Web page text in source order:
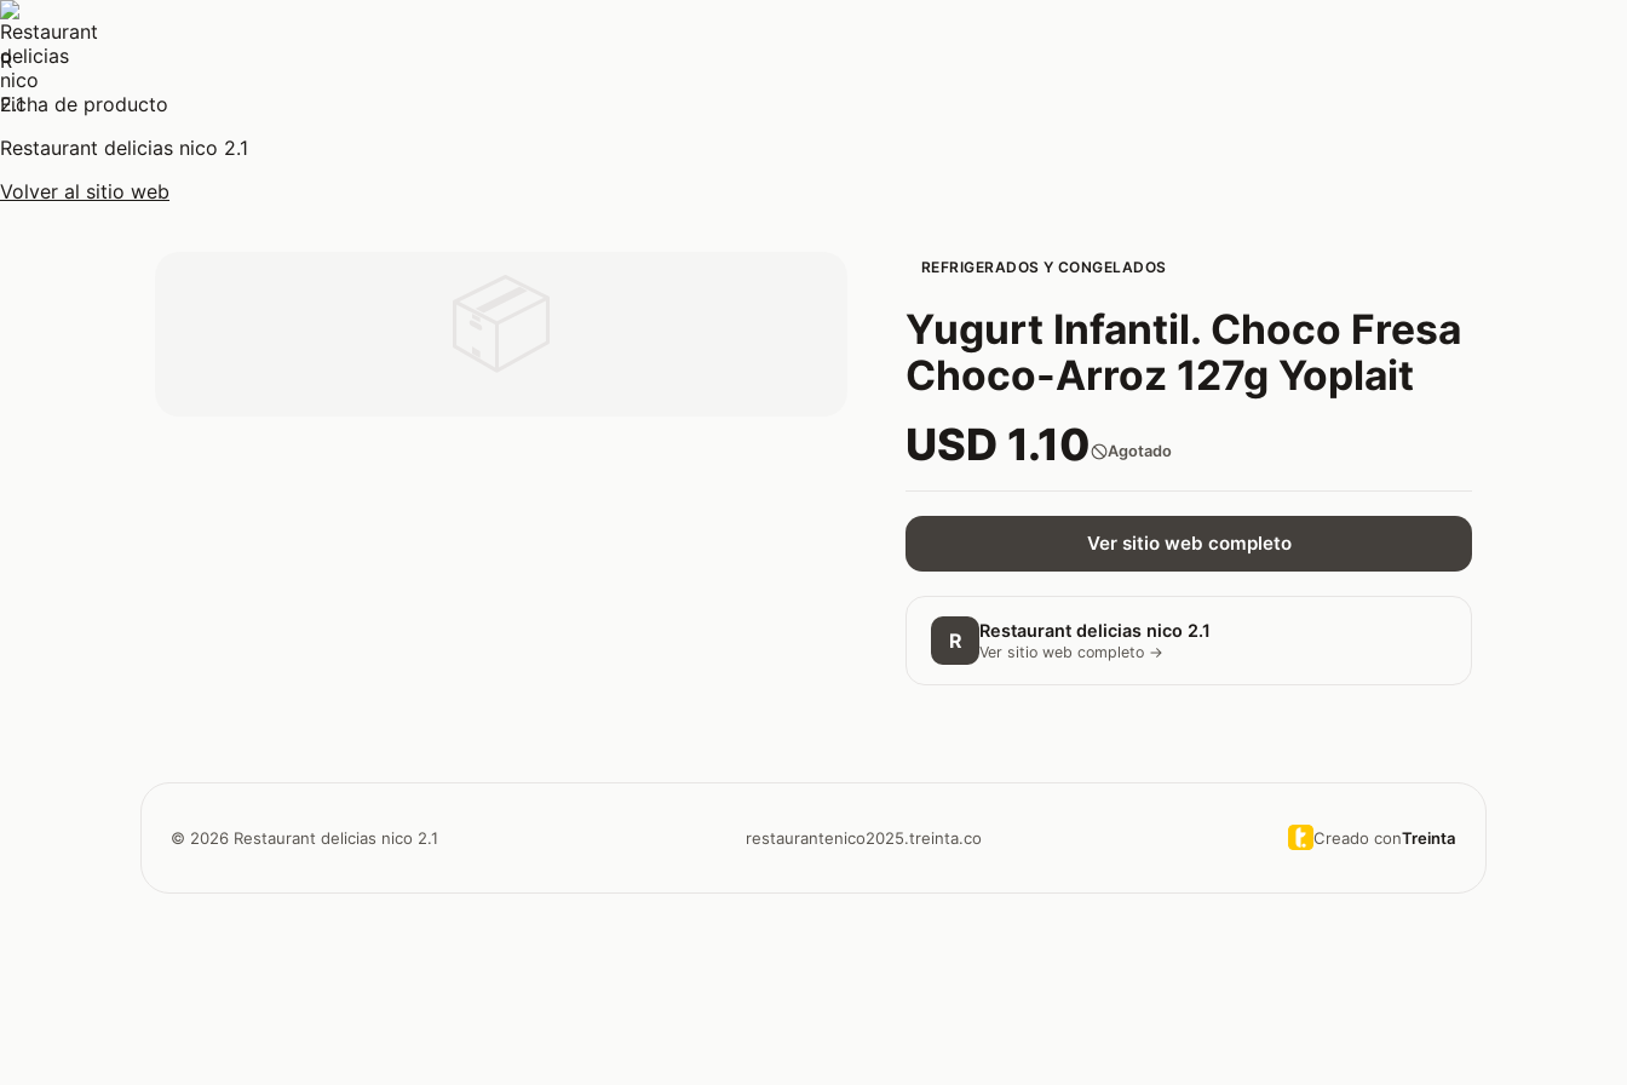
R
Ficha de producto
Restaurant delicias nico 2.1
Volver al sitio web
REFRIGERADOS Y CONGELADOS
Yugurt Infantil. Choco Fresa
Choco-Arroz 127g Yoplait
USD 1.10 Agotado
Ver sitio web completo
R Restaurant delicias nico 2.1
Ver sitio web completo →
© 2026 Restaurant delicias nico 2.1 restaurantenico2025.treinta.co Creado conTreinta